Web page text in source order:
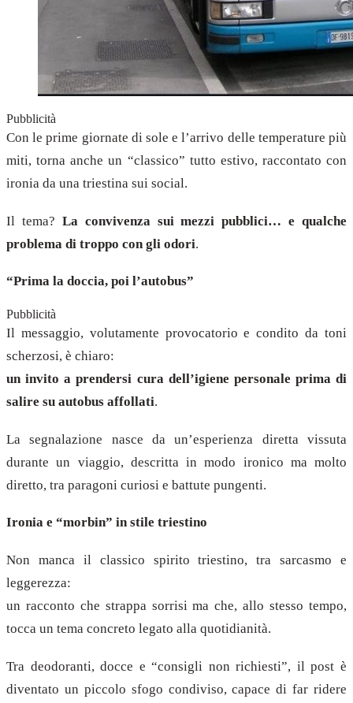
Pubblicità
Con le prime giornate di sole e l’arrivo delle temperature più
miti, torna anche un “classico” tutto estivo, raccontato con
ironia da una triestina sui social.
Il tema? La convivenza sui mezzi pubblici… e qualche
problema di troppo con gli odori.
“Prima la doccia, poi l’autobus”
Pubblicità
Il messaggio, volutamente provocatorio e condito da toni
scherzosi, è chiaro:
un invito a prendersi cura dell’igiene personale prima di
salire su autobus affollati.
La segnalazione nasce da un’esperienza diretta vissuta
durante un viaggio, descritta in modo ironico ma molto
diretto, tra paragoni curiosi e battute pungenti.
Ironia e “morbin” in stile triestino
Non manca il classico spirito triestino, tra sarcasmo e
leggerezza:
un racconto che strappa sorrisi ma che, allo stesso tempo,
tocca un tema concreto legato alla quotidianità.
Tra deodoranti, docce e “consigli non richiesti”, il post è
diventato un piccolo sfogo condiviso, capace di far ridere